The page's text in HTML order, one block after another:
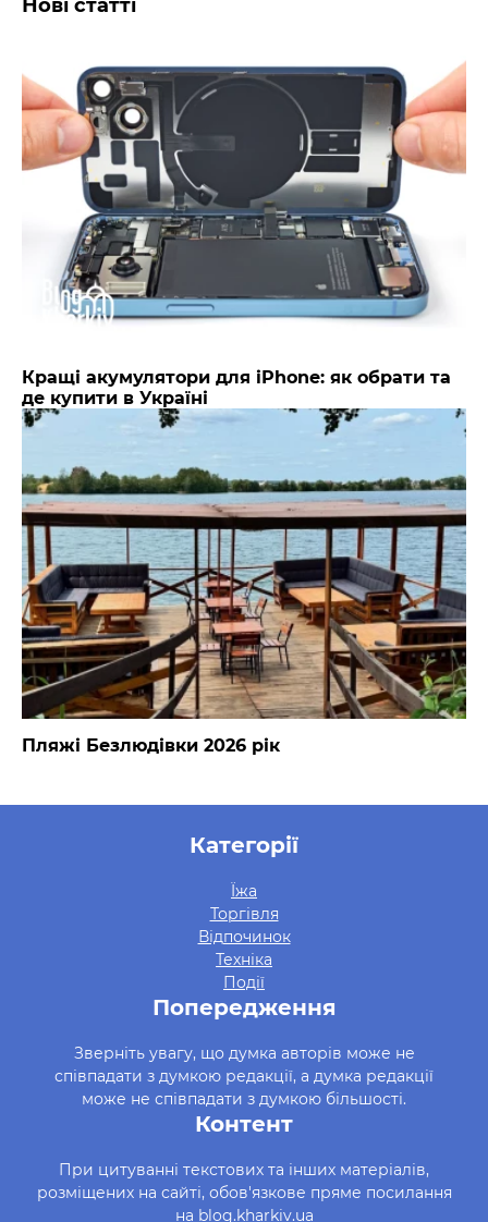
Нові статті
Кращі акумулятори для iPhone: як обрати та
де купити в Україні
Пляжі Безлюдівки 2026 рік
Категорії
Їжа
Торгівля
Відпочинок
Техніка
Події
Попередження
Зверніть увагу, що думка авторів може не
співпадати з думкою редакції, а думка редакції
може не співпадати з думкою більшості.
Контент
При цитуванні текстових та інших матеріалів,
розміщених на сайті, обов'язкове пряме посилання
на blog.kharkiv.ua